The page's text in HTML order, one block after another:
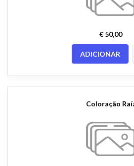
€ 50,00
ADICIONAR
Coloração